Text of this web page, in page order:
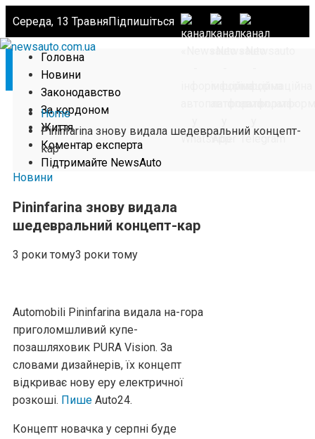
Середа, 13 ТравняПідпишіться
Головна
Новини
Законодавство
За кордоном
Життя
Коментар експерта
Підтримайте NewsAuto
Home
Pininfarina знову видала шедевральний концепт-
кар
Новини
Pininfarina знову видала
шедевральний концепт-кар
3 роки тому3 роки тому
Automobili Pininfarina видала на-гора
приголомшливий купе-
позашляховик PURA Vision. За
словами дизайнерів, їх концепт
відкриває нову еру електричної
розкоші. Пише Аuto24.
Концепт новачка у серпні буде